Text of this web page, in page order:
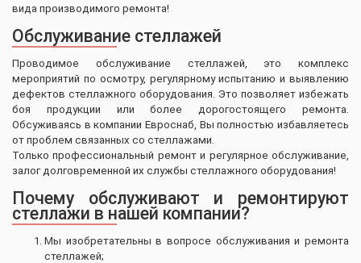
вида производимого ремонта!
Обслуживание стеллажей
Проводимое обслуживание стеллажей, это комплекс
мероприятий по осмотру, регулярному испытанию и выявлению
дефектов стеллажного оборудования. Это позволяет избежать
боя продукции или более дорогостоящего ремонта.
Обсуживаясь в компании Евроснаб, Вы полностью избавляетесь
от проблем связанных со стеллажами.
Только профессиональный ремонт и регулярное обслуживание,
залог долговременной их службы стеллажного оборудования!
Почему обслуживают и ремонтируют
стеллажи в нашей компании?
Мы изобретательны в вопросе обслуживания и ремонта
стеллажей;